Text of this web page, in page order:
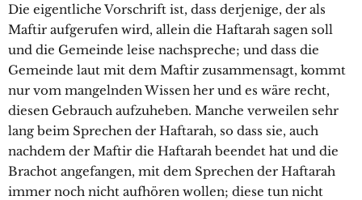
Die eigentliche Vorschrift ist, dass derjenige, der als
Maftir aufgerufen wird, allein die Haftarah sagen soll
und die Gemeinde leise nachspreche; und dass die
Gemeinde laut mit dem Maftir zusammensagt, kommt
nur vom mangelnden Wissen her und es wäre recht,
diesen Gebrauch aufzuheben. Manche verweilen sehr
lang beim Sprechen der Haftarah, so dass sie, auch
nachdem der Maftir die Haftarah beendet hat und die
Brachot angefangen, mit dem Sprechen der Haftarah
immer noch nicht aufhören wollen; diese tun nicht